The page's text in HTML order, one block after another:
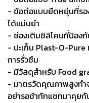
- ข้อต่อแบบยืดหยุ่นที่รอ
ได้แม่นยำ
- ช่องเติมซิลิโคนที่ป้อง
- ปะเก็น Plast-O-Pure
การรั่วซึม
- มีวัสดุสำหรับ Food
- มาตรวัดคุณภาพสูงทำ
อย่ารอช้าทักแชทมาคุยกั